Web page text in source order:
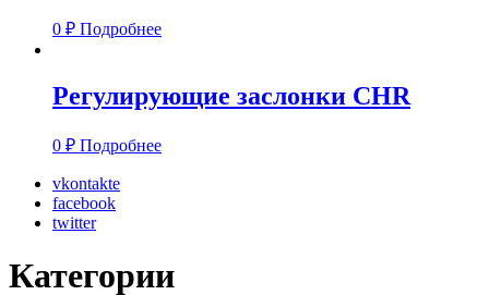
0 ₽ Подробнее
Регулирующие заслонки CHR
0 ₽ Подробнее
vkontakte
facebook
twitter
Категории